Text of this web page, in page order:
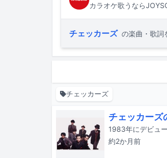
カラオケ歌うなら
チェッカーズ の楽曲・歌詞
チェッカーズ
チェッカーズ
1983年にデビュ
約2か月前